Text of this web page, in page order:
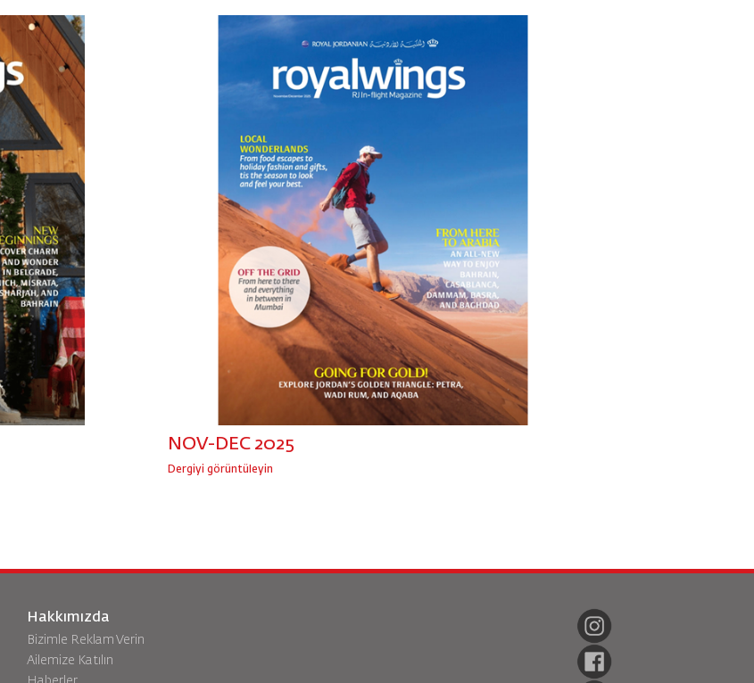
NOV-DEC 2025
Dergiyi görüntüleyin
Hakkımızda
Bizimle Reklam Verin
Ailemize Katılın